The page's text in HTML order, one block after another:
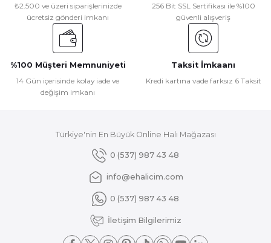
Bu ürüne benzer farklı alternatifler olmalı.
₺2.500 ve üzeri siparişlerinizde
ücretsiz gönderi imkanı
256 Bit SSL Sertifikası ile %100
güvenli alışveriş
%100 Müşteri Memnuniyeti
14 Gün içerisinde kolay iade ve
değişim imkanı
Taksit İmkaanı
Kredi kartına vade farksız 6 Taksit
Türkiye'nin En Büyük Online Halı Mağazası
0 (537) 987 43 48
info@ehalicim.com
0 (537) 987 43 48
İletişim Bilgilerimiz